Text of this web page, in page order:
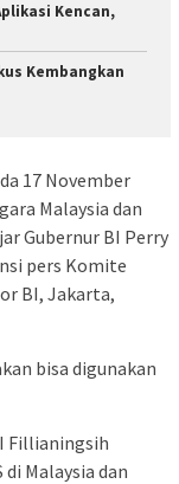
Kencan,
Kembangkan
17 November
Malaysia dan
Gubernur BI Perry
pers Komite
BI, Jakarta,
bisa digunakan
Fillianingsih
Malaysia dan